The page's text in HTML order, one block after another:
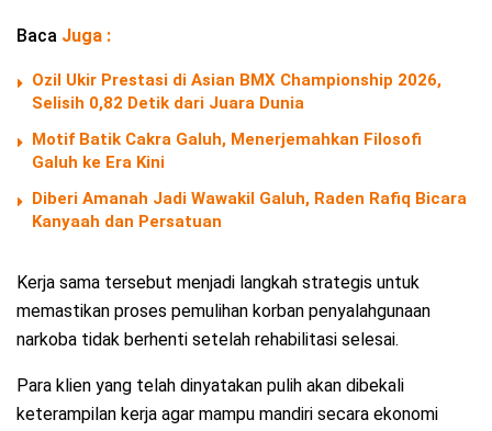
Baca Juga :
Ozil Ukir Prestasi di Asian BMX Championship 2026,
Selisih 0,82 Detik dari Juara Dunia
Motif Batik Cakra Galuh, Menerjemahkan Filosofi
Galuh ke Era Kini
Diberi Amanah Jadi Wawakil Galuh, Raden Rafiq Bicara
Kanyaah dan Persatuan
Kerja sama tersebut menjadi langkah strategis untuk
memastikan proses pemulihan korban penyalahgunaan
narkoba tidak berhenti setelah rehabilitasi selesai.
Para klien yang telah dinyatakan pulih akan dibekali
keterampilan kerja agar mampu mandiri secara ekonomi